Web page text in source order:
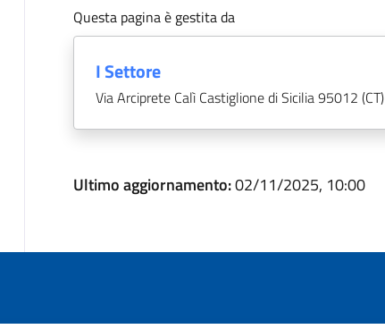
Questa pagina è gestita da
I Settore
Via Arciprete Calì Castiglione di Sicilia 95012 (CT)
Ultimo aggiornamento:02/11/2025, 10:00